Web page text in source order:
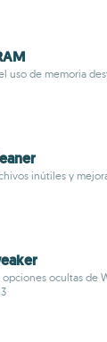
uso de memoria
inútiles y
ocultas de